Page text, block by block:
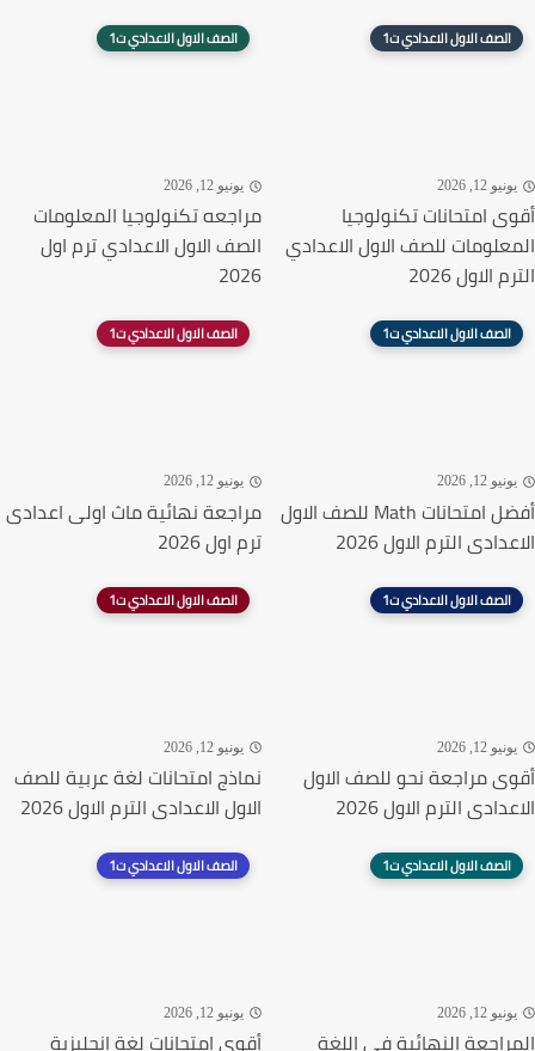
الصف الاول الاعدادي ت1
يونيو 12, 2026
أقوى امتحانات تكنولوجيا
المعلومات للصف الاول الاعدادي
الترم الاول 2026
الصف الاول الاعدادي ت1
يونيو 12, 2026
مراجعه تكنولوجيا المعلومات
الصف الاول الاعدادي ترم اول
2026
الصف الاول الاعدادي ت1
يونيو 12, 2026
أفضل امتحانات Math للصف الاول
الاعدادى الترم الاول 2026
الصف الاول الاعدادي ت1
يونيو 12, 2026
مراجعة نهائية ماث اولى اعدادى
ترم اول 2026
الصف الاول الاعدادي ت1
يونيو 12, 2026
أقوى مراجعة نحو للصف الاول
الاعدادى الترم الاول 2026
الصف الاول الاعدادي ت1
يونيو 12, 2026
نماذج امتحانات لغة عربية للصف
الاول الاعدادى الترم الاول 2026
الصف الاول الاعدادي ت1
يونيو 12, 2026
المراجعة النهائية في اللغة
الصف الاول الاعدادي ت1
يونيو 12, 2026
أقوى امتحانات لغة انجليزية